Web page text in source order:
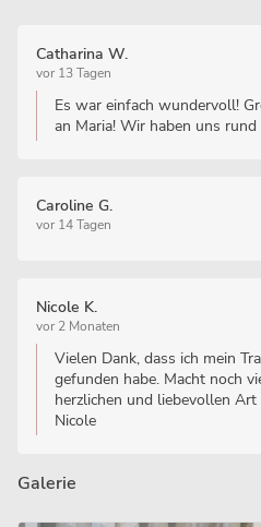
Catharina W.
vor 13 Tagen
Es war einfach wundervoll!
an Maria! Wir haben uns
Caroline G.
vor 14 Tagen
Nicole K.
vor 2 Monaten
Vielen Dank, dass ich mein
gefunden habe. Macht noch
herzlichen und liebevollen
Nicole
Galerie